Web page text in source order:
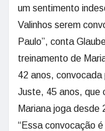
um sentimento
Valinhos serem
Paulo”, conta
treinamento de
42 anos,
Juste, 45 anos, que
Mariana joga desde
“Essa convocação